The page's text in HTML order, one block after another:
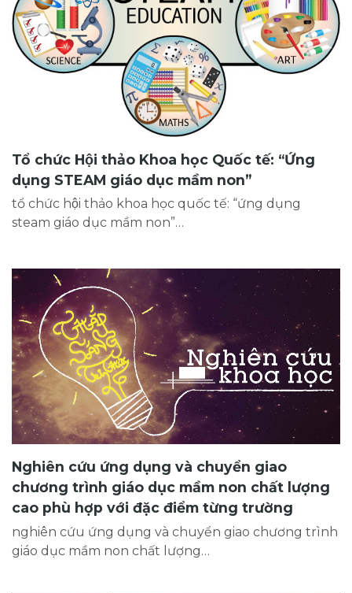
Tổ chức Hội thảo Khoa học Quốc tế: “Ứng
dụng STEAM giáo dục mầm non”
tổ chức hội thảo khoa học quốc tế: “ứng dụng
steam giáo dục mầm non”…
Nghiên cứu ứng dụng và chuyển giao
chương trình giáo dục mầm non chất lượng
cao phù hợp với đặc điểm từng trường
nghiên cứu ứng dụng và chuyển giao chương trình
giáo dục mầm non chất lượng…